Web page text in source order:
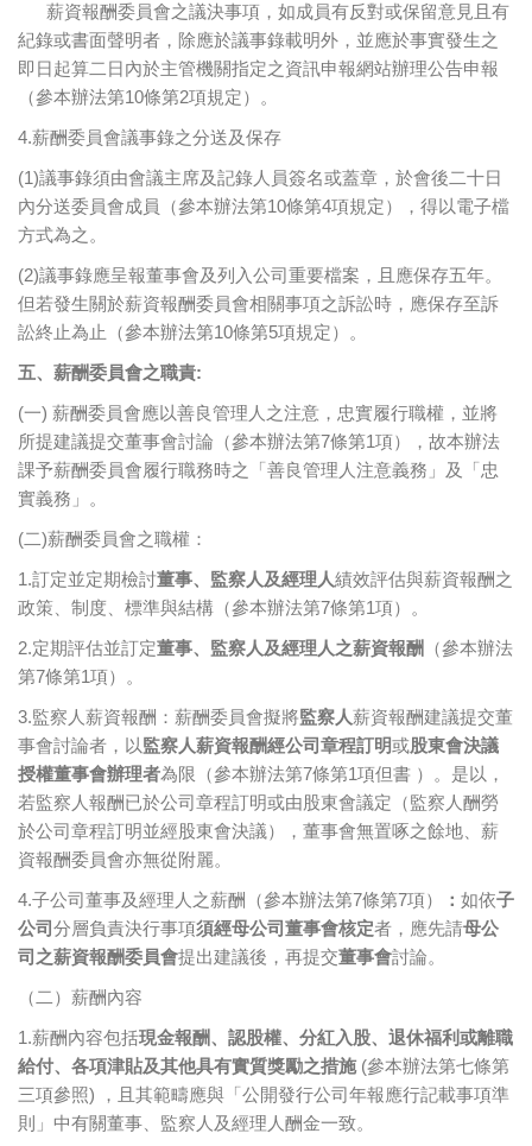
薪資報酬委員會之議決事項，如成員有反對或保留意見且有
紀錄或書面聲明者，除應於議事錄載明外，並應於事實發生之
即日起算二日內於主管機關指定之資訊申報網站辦理公告申報
（參本辦法第10條第2項規定）。
4.薪酬委員會議事錄之分送及保存
(1)議事錄須由會議主席及記錄人員簽名或蓋章，於會後二十日
內分送委員會成員（參本辦法第10條第4項規定），得以電子檔
方式為之。
(2)議事錄應呈報董事會及列入公司重要檔案，且應保存五年。
但若發生關於薪資報酬委員會相關事項之訴訟時，應保存至訴
訟終止為止（參本辦法第10條第5項規定）。
五、薪酬委員會之職責:
(一) 薪酬委員會應以善良管理人之注意，忠實履行職權，並將
所提建議提交董事會討論（參本辦法第7條第1項），故本辦法
課予薪酬委員會履行職務時之「善良管理人注意義務」及「忠
實義務」。
(二)薪酬委員會之職權：
1.訂定並定期檢討董事、監察人及經理人績效評估與薪資報酬之
政策、制度、標準與結構（參本辦法第7條第1項）。
2.定期評估並訂定董事、監察人及經理人之薪資報酬
（參本辦法
第7條第1項）。
3.監察人薪資報酬：薪酬委員會擬將監察人薪資報酬建議提交董
事會討論者，以監察人薪資報酬經公司章程訂明或股東會決議
授權董事會辦理者為限（參本辦法第7條第1項但書 ）。是以，
若監察人報酬已於公司章程訂明或由股東會議定（監察人酬勞
於公司章程訂明並經股東會決議），董事會無置啄之餘地、薪
資報酬委員會亦無從附麗。
4.子公司董事及經理人之薪酬（參本辦法第7條第7項）
： 如依子
公司分層負責決行事項須經母公司董事會核定者，應先請母公
司之薪資報酬委員會提出建議後，再提交董事會討論。
（二）薪酬內容
1.薪酬內容包括現金報酬、認股權、分紅入股、退休福利或離職
給付、各項津貼及其他具有實質獎勵之措施(參本辦法第七條第
三項參照) ，且其範疇應與「公開發行公司年報應行記載事項準
則」中有關董事、監察人及經理人酬金一致。